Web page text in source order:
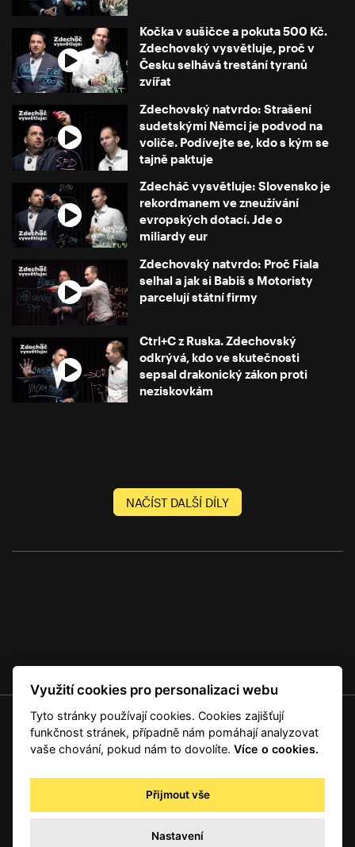
Kočka v sušičce a pokuta 500 Kč.
Zdechovský vysvětluje, proč v
Česku selhává trestání tyranů
zvířat
Zdechovský natvrdo: Strašení
sudetskými Němci je podvod na
voliče. Podívejte se, kdo s kým se
tajně paktuje
Zdecháč vysvětluje: Slovensko je
rekordmanem ve zneužívání
evropských dotací. Jde o
miliardy eur
Zdechovský natvrdo: Proč Fiala
selhal a jak si Babiš s Motoristy
parcelují státní firmy
Ctrl+C z Ruska. Zdechovský
odkrývá, kdo ve skutečnosti
sepsal drakonický zákon proti
neziskovkám
NAČÍST DALŠÍ DÍLY
© 2001 — 2026 Copyright CMI News a dodavatelé obsahu. |
Autorská práva
Zpracování osobních údajů - registrovaní a předplatitelé
Zpracování osobních údajů pro novinářské a další účely
Obchodní podmínky
Využití cookies pro personalizaci webu
Tyto stránky používají cookies. Cookies zajišťují
funkčnost stránek, případně nám pomáhají analyzovat
vaše chování, pokud nám to dovolíte.Více o cookies.
Přijmout vše
Nastavení